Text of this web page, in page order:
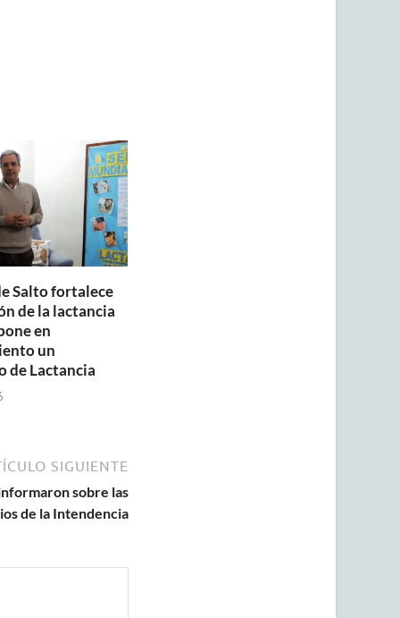
Salto fortalece
de la lactancia
en
un
de Lactancia
SIGUIENTE
sobre las
de la Intendencia